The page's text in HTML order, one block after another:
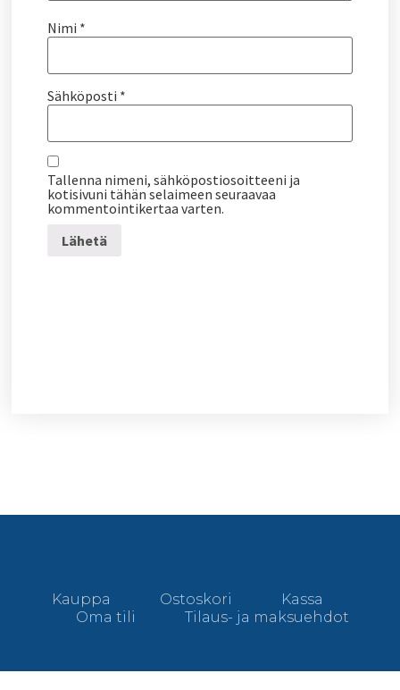
Nimi *
Sähköposti *
Tallenna nimeni, sähköpostiosoitteeni ja
kotisivuni tähän selaimeen seuraavaa
kommentointikertaa varten.
Kauppa Ostoskori
Kassa
Oma tili
Tilaus- ja maksuehdot